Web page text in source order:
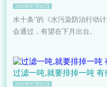
2016年07月01日
水十条”的《水污染防治行动
会通过，有望在下月出台。
过滤一吨,就要排掉一吨
2016年07月01日